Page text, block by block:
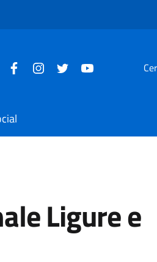
Ligure e